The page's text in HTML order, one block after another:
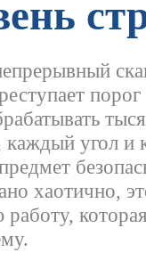
каждый угол и
хаотично,